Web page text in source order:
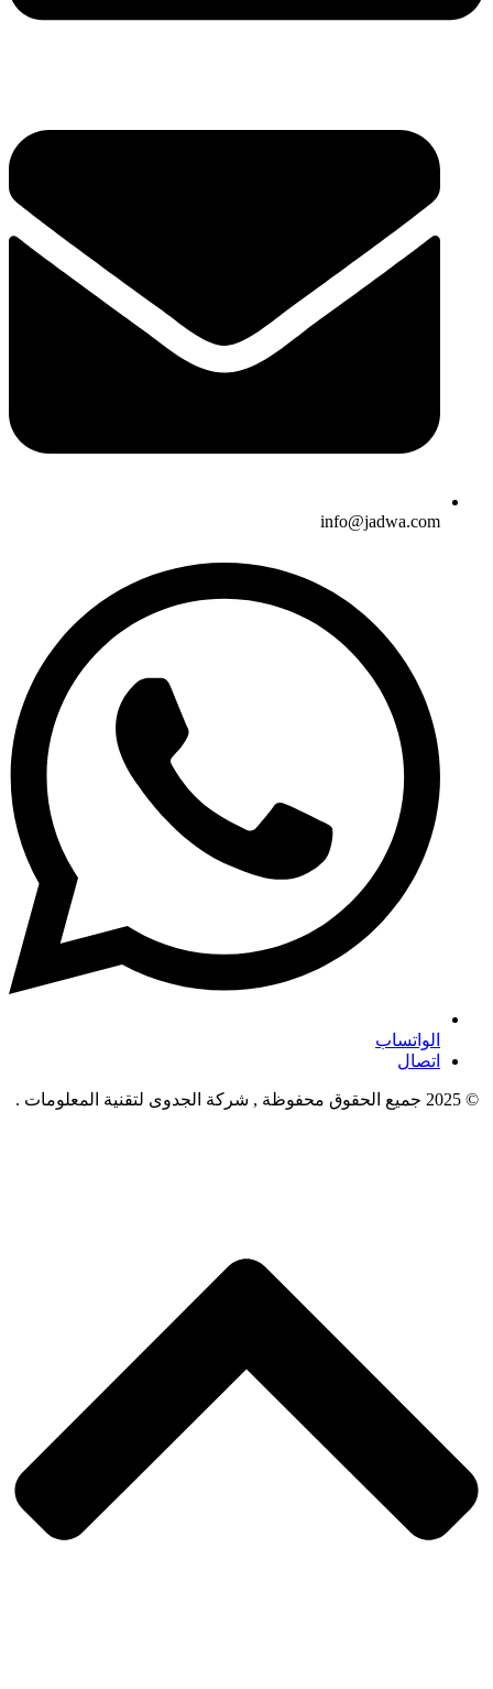
info@jadwa.com
الواتساب
اتصال
© 2025 جميع الحقوق محفوظة , شركة الجدوى لتقنية المعلومات .